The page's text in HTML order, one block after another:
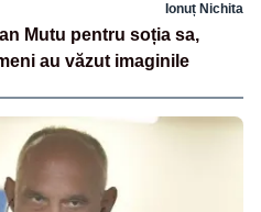
Ionuț Nichita
Mutu pentru soția sa,
au văzut imaginile